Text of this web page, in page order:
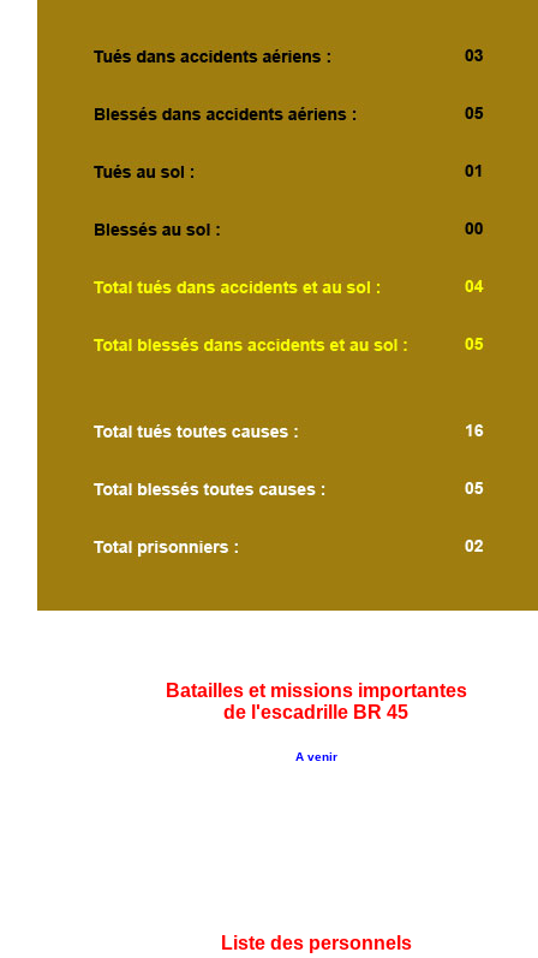
Batailles et missions importantes
de l'escadrille BR 45
A venir
Liste des personnels